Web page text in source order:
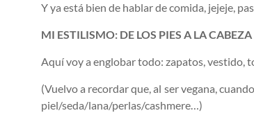
Y ya está bien de hablar de comida, jejeje,
MI ESTILISMO: DE LOS PIES A LA CABEZA
Aquí voy a englobar todo: zapatos, vestido,
(Vuelvo a recordar que, al ser vegana,
piel/seda/lana/perlas/cashmere…)